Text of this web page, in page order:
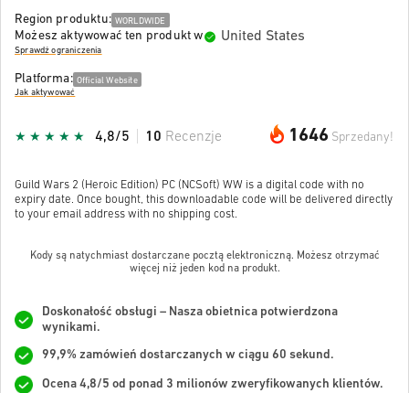
Region produktu: WORLDWIDE
Możesz aktywować ten produkt w United States
Sprawdź ograniczenia
Platforma: Official Website
Jak aktywować
1646 Sprzedany!
4,8/5 10 Recenzje
Guild Wars 2 (Heroic Edition) PC (NCSoft) WW is a digital code with no
expiry date. Once bought, this downloadable code will be delivered directly
to your email address with no shipping cost.
Kody są natychmiast dostarczane pocztą elektroniczną. Możesz otrzymać
więcej niż jeden kod na produkt.
Doskonałość obsługi – Nasza obietnica potwierdzona
wynikami.
99,9% zamówień dostarczanych w ciągu 60 sekund.
Ocena 4,8/5 od ponad 3 milionów zweryfikowanych klientów.